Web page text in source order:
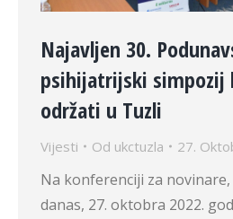
Najavljen 30.
psihijatrijski simpozij
održati u Tuzli
Vijesti Od ukctuzla 27.
Na konferenciji za
danas, 27. oktobra 2022.